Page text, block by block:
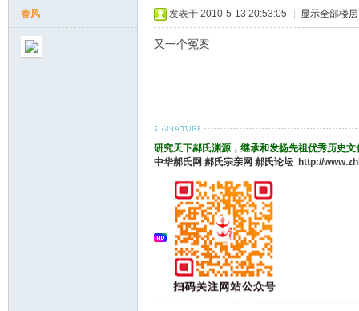
春风 发表于 2010-5-13 20:53:05 显示全部楼层
又一个冤案
研究天下郝氏渊源，继承和发扬先祖优秀历史
中华郝氏网 郝氏宗亲网 郝氏论坛 http://